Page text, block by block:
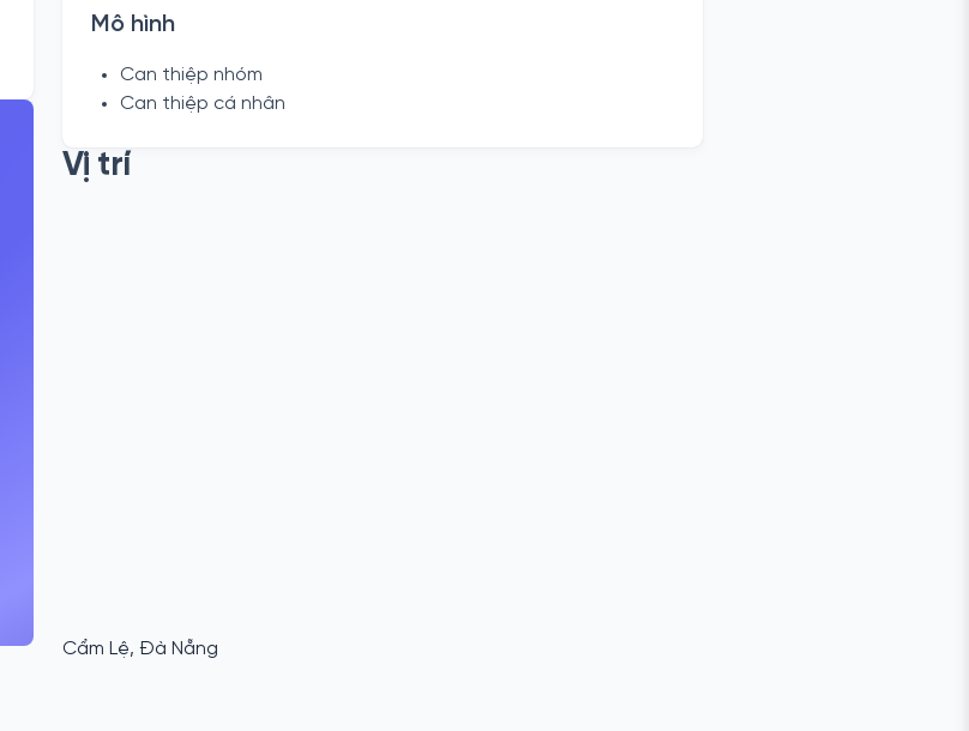
Mô hình
Can thiệp nhóm
Can thiệp cá nhân
Vị trí
Cẩm Lệ, Đà Nẵng